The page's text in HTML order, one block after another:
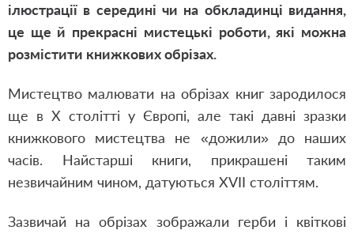
ілюстрації в середині чи на обкладинці видання,
це ще й прекрасні мистецькі роботи, які можна
розмістити книжкових обрізах.
Мистецтво малювати на обрізах книг зародилося
ще в Х столітті у Європі, але такі давні зразки
книжкового мистецтва не «дожили» до наших
часів. Найстарші книги, прикрашені таким
незвичайним чином, датуються ХVII століттям.
Зазвичай на обрізах зображали герби і квіткові